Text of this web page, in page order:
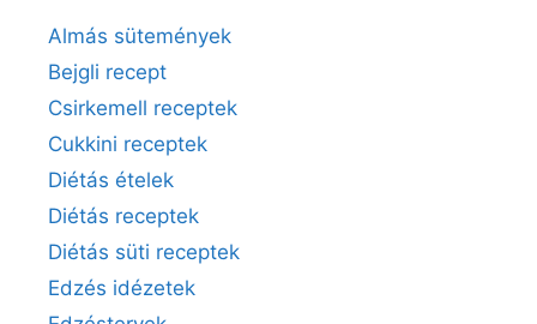
Almás sütemények
Bejgli recept
Csirkemell receptek
Cukkini receptek
Diétás ételek
Diétás receptek
Diétás süti receptek
Edzés idézetek